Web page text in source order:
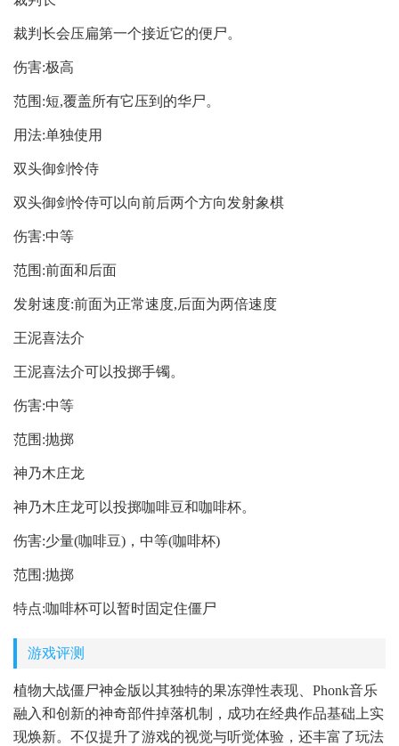
裁判长会压扁第一个接近它的便尸。
伤害:极高
范围:短,覆盖所有它压到的华尸。
用法:单独使用
双头御剑怜侍
双头御剑怜侍可以向前后两个方向发射象棋
伤害:中等
范围:前面和后面
发射速度:前面为正常速度,后面为两倍速度
王泥喜法介
王泥喜法介可以投掷手镯。
伤害:中等
范围:抛掷
神乃木庄龙
神乃木庄龙可以投掷咖啡豆和咖啡杯。
伤害:少量(咖啡豆)，中等(咖啡杯)
范围:抛掷
特点:咖啡杯可以暂时固定住僵尸
游戏评测
植物大战僵尸神金版以其独特的果冻弹性表现、Phonk音乐
融入和创新的神奇部件掉落机制，成功在经典作品基础上实
现焕新。不仅提升了游戏的视觉与听觉体验，还丰富了玩法